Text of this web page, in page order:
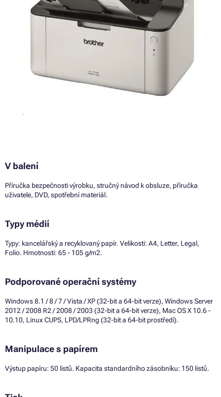
V balení
Příručka bezpečnosti výrobku, stručný návod k obsluze, příručka
uživatele, DVD, spotřební materiál.
Typy médií
Typy: kancelářský a recyklovaný papír. Velikosti: A4, Letter, Legal,
Folio. Hmotnosti: 65 - 105 g/m2.
Podporované operační systémy
Windows 8.1 / 8 / 7 / Vista / XP (32-bit a 64-bit verze), Windows Server
2012 / 2008 R2 / 2008 / 2003 (32-bit a 64-bit verze), Mac OS X 10.6 -
10.10, Linux CUPS, LPD/LPRng (32-bit a 64-bit prostředí).
Manipulace s papírem
Výstup papíru: 50 listů. Kapacita standardního zásobníku: 150 listů.